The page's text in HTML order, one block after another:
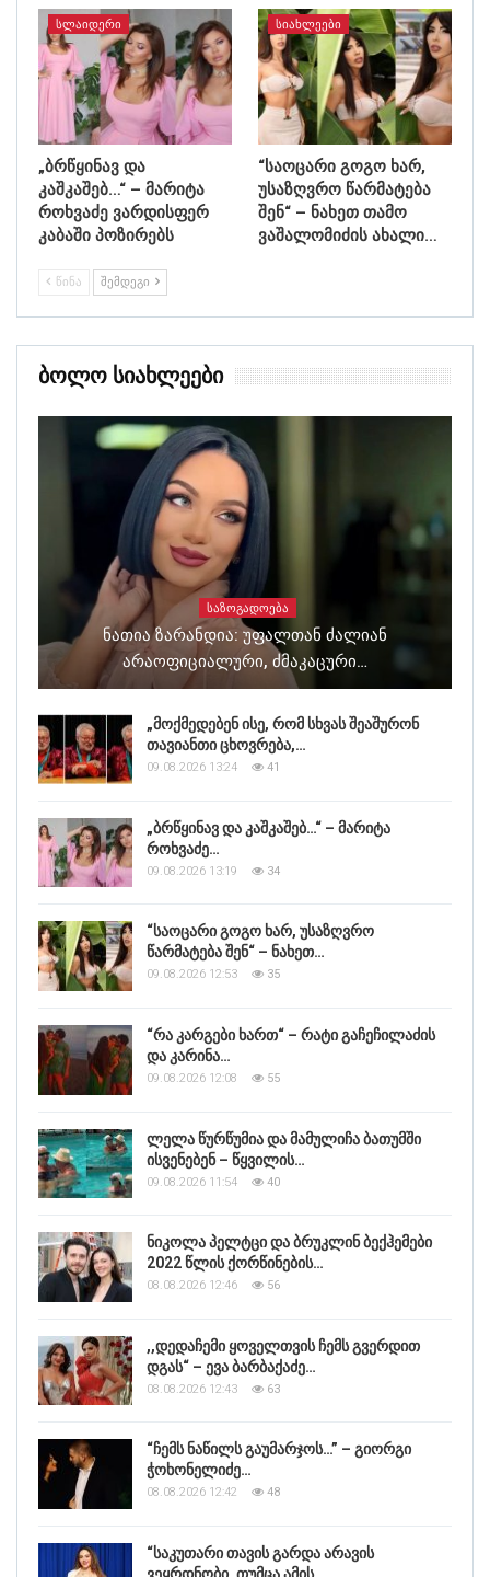
ᲡᲚᲐᲘᲓᲔᲠᲘ
„ბრწყინავ და
კაშკაშებ…“ – მარიტა
როხვაძე ვარდისფერ
კაბაში პოზირებს
ᲡᲘᲐᲮᲚᲔᲔᲑᲘ
“საოცარი გოგო ხარ,
უსაზღვრო წარმატება
შენ“ – ნახეთ თამო
ვაშალომიძის ახალი…
ᲬᲘᲜᲐ ᲨᲔᲛᲓᲔᲒᲘ
Ბოლო Სიახლეები
ᲡᲐᲖᲝᲒᲐᲓᲝᲔᲑᲐ
Ნათია Ზარანდია: Უფალთან Ძალიან
Არაოფიციალური, Ძმაკაცური…
„მოქმედებენ ისე, რომ სხვას შეაშურონ
თავიანთი ცხოვრება,…
09.08.2026 13:24 41
„ბრწყინავ და კაშკაშებ…“ – მარიტა
როხვაძე…
09.08.2026 13:19 34
“საოცარი გოგო ხარ, უსაზღვრო
წარმატება შენ“ – ნახეთ…
09.08.2026 12:53 35
“რა კარგები ხართ“ – რატი გაჩეჩილაძის
და კარინა…
09.08.2026 12:08 55
ლელა წურწუმია და მამულიჩა ბათუმში
ისვენებენ – წყვილის…
09.08.2026 11:54 40
ნიკოლა პელტცი და ბრუკლინ ბექჰემები
2022 წლის ქორწინების…
08.08.2026 12:46 56
,,დედაჩემი ყოველთვის ჩემს გვერდით
დგას“ – ევა ბარბაქაძე…
08.08.2026 12:43 63
“ჩემს ნაწილს გაუმარჯოს…” – გიორგი
ჭოხონელიძე…
08.08.2026 12:42 48
“საკუთარი თავის გარდა არავის